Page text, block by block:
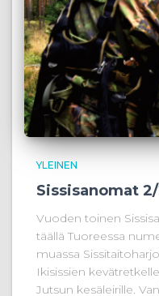
YLEINEN
Sissisanomat
Vuoden toinen
täällä Tuoreessa
muassa
Ikisissien
Jutsun kesäleirille.